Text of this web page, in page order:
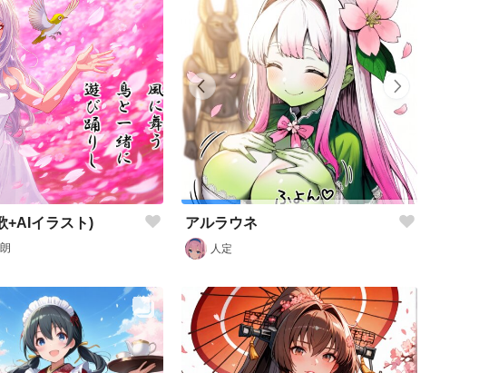
+AIイラスト) アルラウネ
人定